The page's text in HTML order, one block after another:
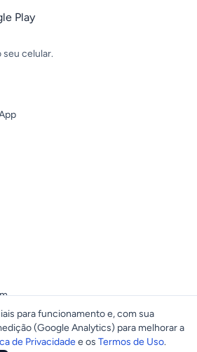
seu celular.
para funcionamento e, com sua
(Google Analytics) para melhorar a
de Privacidadee os Termos de Uso.